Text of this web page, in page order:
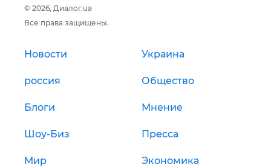
© 2026, Диалог.ua
Все права защищены.
Новости Украина
россия Общество
Блоги Мнение
Шоу-Биз Пресса
Мир Экономика